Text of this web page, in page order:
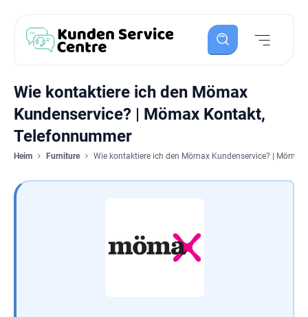
Wie kontaktiere ich den Mömax
Kundenservice? | Mömax Kontakt,
Telefonnummer
Heim Furniture Wie kontaktiere ich den Mömax Kundenservice? |